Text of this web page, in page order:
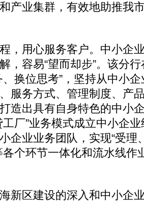
产业集群，有效地助推我
用心服务客户。中小企
，容易“望而却步”。该分
、换位思考”，坚持从中小
服务方式、管理制度、产
造出具有自身特色的中小
工厂”业务模式成立中小企
企业业务团队，实现“受理
各个环节一体化和流水线作
区建设的深入和中小企